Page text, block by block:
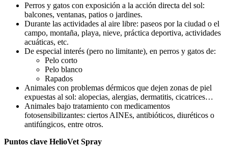
Perros y gatos con exposición a la acción directa del sol:
balcones, ventanas, patios o jardines.
Durante las actividades al aire libre: paseos por la ciudad o el
campo, montaña, playa, nieve, práctica deportiva, actividades
acuáticas, etc.
De especial interés (pero no limitante), en perros y gatos de:
Pelo corto
Pelo blanco
Rapados
Animales con problemas dérmicos que dejen zonas de piel
expuestas al sol: alopecias, alergias, dermatitis, cicatrices…
Animales bajo tratamiento con medicamentos
fotosensibilizantes: ciertos AINEs, antibióticos, diuréticos o
antifúngicos, entre otros.
Puntos clave HelioVet Spray